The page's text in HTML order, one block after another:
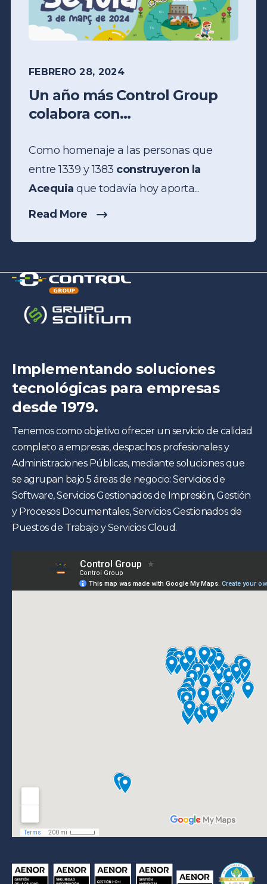
FEBRERO 28, 2024
Un año más Control Group
colabora con...
Como homenaje a las personas que
entre 1339 y 1383 construyeron la
Acequia que todavía hoy aporta...
Read More
Implementando soluciones
tecnológicas para empresas
desde 1979.
Tenemos como objetivo ofrecer un servicio de calidad
completo a empresas, despachos profesionales y
Administraciones Públicas, mediante soluciones que
se agrupan bajo 5 áreas de negocio: Servicios de
Software, Servicios Gestionados de Impresión, Gestión
y Procesos Documentales, Servicios Gestionados de
Puestos de Trabajo y Servicios Cloud.